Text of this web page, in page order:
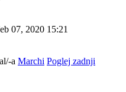
07, 2020 15:21
a Marchi Poglej zadnji